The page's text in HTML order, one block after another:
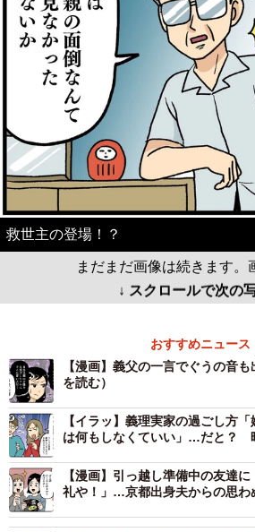
救世主の登場！？
まだまだ画像は続きます。
↓ スクロールで次の
おすすめニュース
【漫画】義父の一言でぐうの音
を読む）
【イラッ】義理実家の過ごし方
は何もしなくていい」…だと？
【漫画】引っ越し準備中の友達
礼や！」…京都出身夫からの思わ